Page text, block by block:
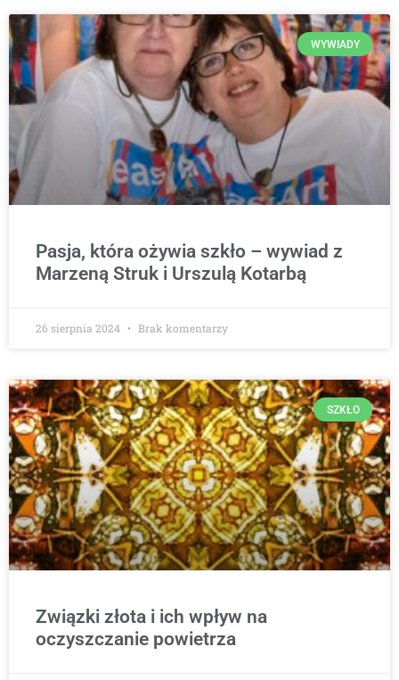
WYWIADY
Pasja, która ożywia szkło – wywiad z
Marzeną Struk i Urszulą Kotarbą
26 sierpnia 2024 Brak komentarzy
SZKŁO
Związki złota i ich wpływ na
oczyszczanie powietrza